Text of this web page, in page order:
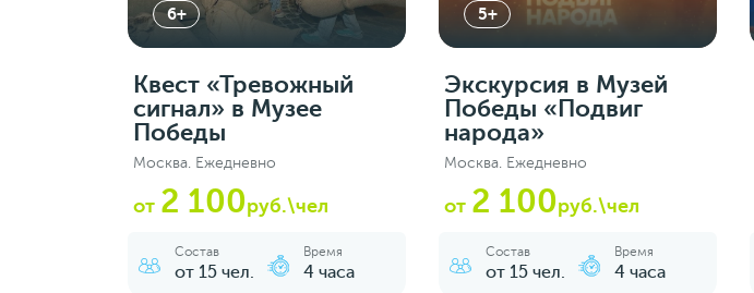
6+
Квест «Тревожный
сигнал» в Музее
Победы
Москва. Ежедневно
от 2 100руб.\чел
Состав
от 15 чел.
Время
4 часа
5+
Экскурсия в Музей
Победы «Подвиг
народа»
Москва. Ежедневно
от 2 100руб.\чел
Состав
от 15 чел.
Время
4 часа